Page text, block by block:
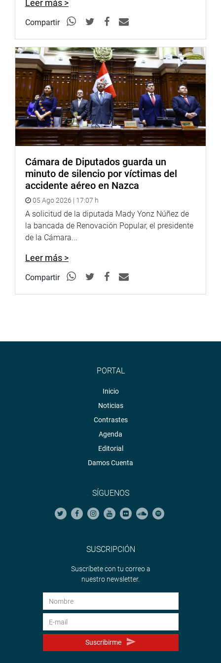
http://www.youtube.com/congresoperu
Soundcloud:https://soundcloud.com/radiocongreso
Sistema de Archivo Fotográfico (SAF):
http://www4.congreso.gob.pe/fotografia.asp
Leer más >
Compartir
Cámara de Diputados guarda un
minuto de silencio por víctimas del
accidente aéreo en Nazca
05 Ago 2026 | 17:07 h
A solicitud de la diputada Mady Yonz Núñez de
la bancada de Renovación Popular, el presidente
de la Cámara...
Leer más >
Compartir
PORTAL
Inicio
Noticias
Contrastes
Agenda
Editorial
Damos Cuenta
SÍGUENOS
SUSCRIPCIÓN
Suscríbete con tu correo a
nuestro newsletter.
Suscribirme